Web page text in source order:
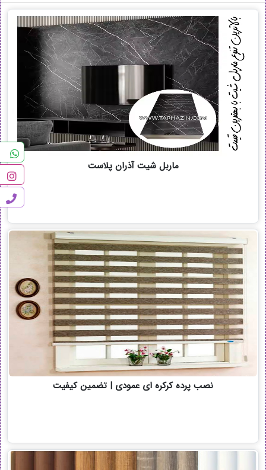
ماربل شیت آذران پلاست
نصب پرده کرکره ای عمودی | تضمین کیفیت